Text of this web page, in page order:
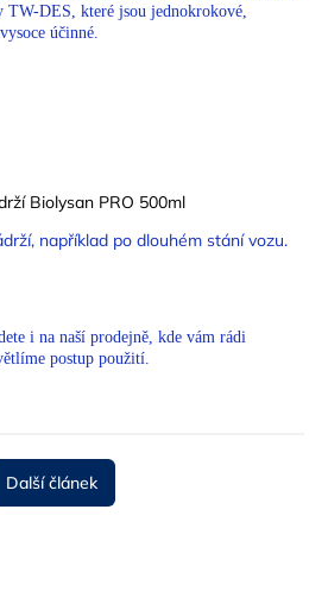
TW-DES, které jsou jednokrokové,
účinné.
Biolysan PRO 500ml
například po dlouhém stání vozu.
i na naší prodejně, kde vám rádi
postup použití.
Další článek